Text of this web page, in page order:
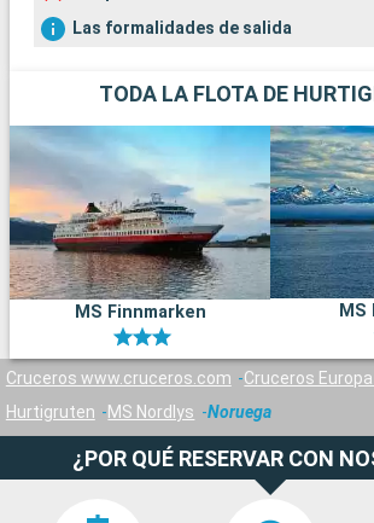
Las formalidades de salida
TODA LA FLOTA DE
MS Finnmarken MS
Cruceros www.cruceros.com
Cruceros
Hurtigruten
MS Nordlys Noruega
¿POR QUÉ RESERVAR CON